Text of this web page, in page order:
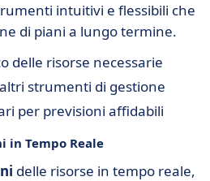
intuitivi e flessibili che
di piani a lungo termine.
delle risorse necessarie
strumenti di gestione
per previsioni affidabili
in Tempo Reale
delle risorse in tempo reale,